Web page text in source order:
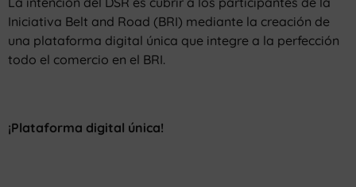
Iniciativa Belt and Road (BRI) mediante la creación de
una plataforma digital única que integre a la perfección
todo el comercio en el BRI.
¡Plataforma digital única!